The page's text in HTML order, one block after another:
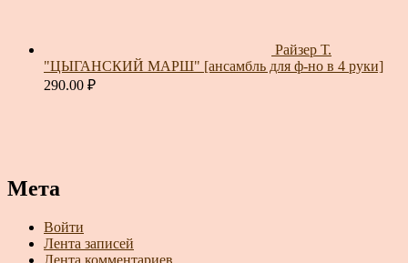
Райзер Т.
"ЦЫГАНСКИЙ МАРШ" [ансамбль для ф-но в 4 руки]
290.00 ₽
Мета
Войти
Лента записей